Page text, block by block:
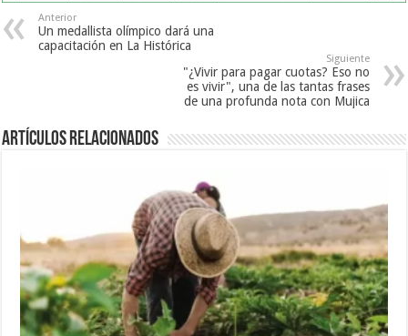
Anterior
Un medallista olímpico dará una
capacitación en La Histórica
Siguiente
"¿Vivir para pagar cuotas? Eso no
es vivir", una de las tantas frases
de una profunda nota con Mujica
Artículos Relacionados